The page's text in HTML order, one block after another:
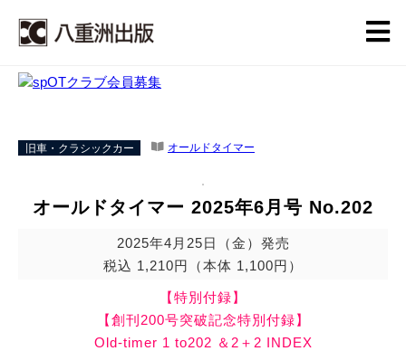
旧車・クラシックカー オールドタイマー
オールドタイマー 2025年6月号 No.202
2025年4月25日（金）発売
税込 1,210円（本体 1,100円）
【特別付録】
【創刊200号突破記念特別付録】
Old-timer 1 to202 ＆2＋2 INDEX